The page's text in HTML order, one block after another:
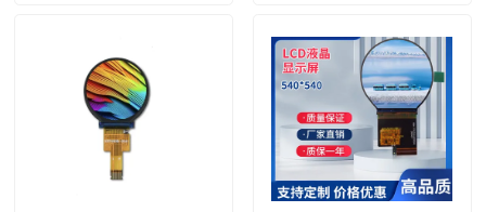
Βίντεο
VR παρουσιάστε